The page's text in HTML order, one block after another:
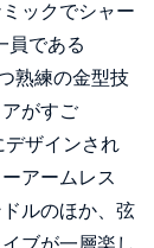
ックでシャー
員である
熟練の金型技
がすご
デザインされ
アームレス
ルのほか、弦